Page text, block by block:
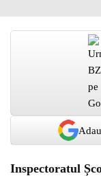
Inspectoratul